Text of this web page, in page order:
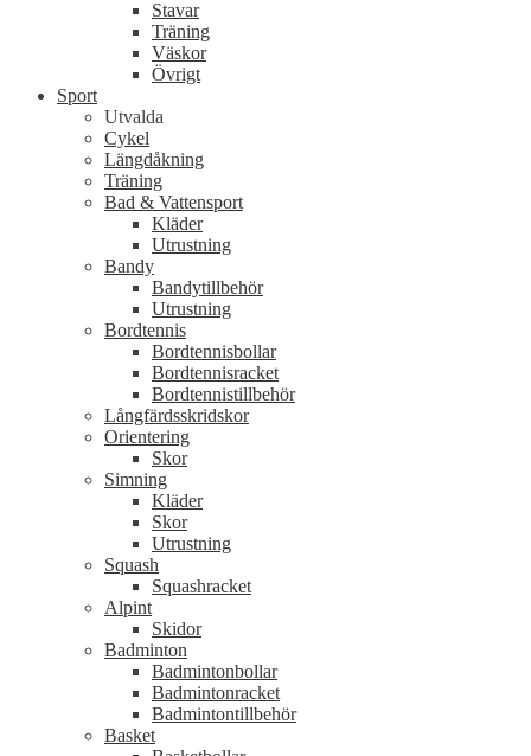
Stavar
Träning
Väskor
Övrigt
Sport
Utvalda
Cykel
Längdåkning
Träning
Bad & Vattensport
Kläder
Utrustning
Bandy
Bandytillbehör
Utrustning
Bordtennis
Bordtennisbollar
Bordtennisracket
Bordtennistillbehör
Långfärdsskridskor
Orientering
Skor
Simning
Kläder
Skor
Utrustning
Squash
Squashracket
Alpint
Skidor
Badminton
Badmintonbollar
Badmintonracket
Badmintontillbehör
Basket